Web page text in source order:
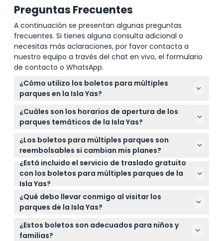
Términos y Condiciones
Política de Cancelación
Preguntas Frecuentes
A continuación se presentan algunas preguntas
frecuentes. Si tienes alguna consulta adicional o
necesitas más aclaraciones, por favor contacta a
nuestro equipo a través del chat en vivo, el formulario
de contacto o WhatsApp.
¿Cómo utilizo los boletos para múltiples
parques en la Isla Yas?
Puedes elegir boletos que permiten la entrada a 2,
3 o 4 parques en la Isla Yas durante un período de 6
días, comenzando desde tu primera visita. Solo
selecciona los parques que deseas visitar durante
el proceso de reserva en línea en este sitio web.
¿Cuáles son los horarios de apertura de los
parques temáticos de la Isla Yas?
Los parques generalmente abren de 10:00 AM a
7:00 PM, pero el horario puede variar. Por favor,
consulta el sitio web oficial de cada parque o los
detalles de la reserva aquí antes de tu visita (sujeto
a cambios, confirma al momento de la reserva).
¿Los boletos para múltiples parques son
reembolsables si cambian mis planes?
No, estos boletos no son reembolsables y no
pueden ser cancelados. Asegúrate de que tus
planes de viaje estén confirmados antes de
reservar.
¿Está incluido el servicio de traslado gratuito
con los boletos para múltiples parques de la
Isla Yas?
Sí, tu boleto incluye un servicio de traslado gratuito
entre los parques, lo que facilita desplazarte de uno
a otro sin costo adicional.
¿Qué debo llevar conmigo al visitar los
parques de la Isla Yas?
Lleva ropa cómoda, traje de baño si planeas visitar
Yas Waterworld, protector solar y la confirmación
¿Estos boletos son adecuados para niños y
familias?